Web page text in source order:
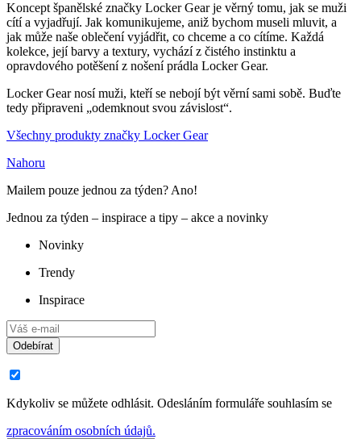
Koncept španělské značky Locker Gear je věrný tomu, jak se muži
cítí a vyjadřují. Jak komunikujeme, aniž bychom museli mluvit, a
jak může naše oblečení vyjádřit, co chceme a co cítíme. Každá
kolekce, její barvy a textury, vychází z čistého instinktu a
opravdového potěšení z nošení prádla Locker Gear.
Locker Gear nosí muži, kteří se nebojí být věrní sami sobě. Buďte
tedy připraveni „odemknout svou závislost“.
Všechny produkty značky Locker Gear
Nahoru
Mailem pouze jednou za týden? Ano!
Jednou za týden – inspirace a tipy – akce a novinky
Novinky
Trendy
Inspirace
Odebírat
Kdykoliv se můžete odhlásit. Odesláním formuláře souhlasím se
zpracováním osobních údajů.